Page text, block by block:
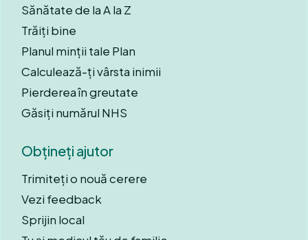
Sănătate de la A la Z
Trăiți bine
Planul minții tale Plan
Calculează-ți vârsta inimii
Pierderea în greutate
Găsiți numărul NHS
Obțineți ajutor
Trimiteți o nouă cerere
Vezi feedback
Sprijin local